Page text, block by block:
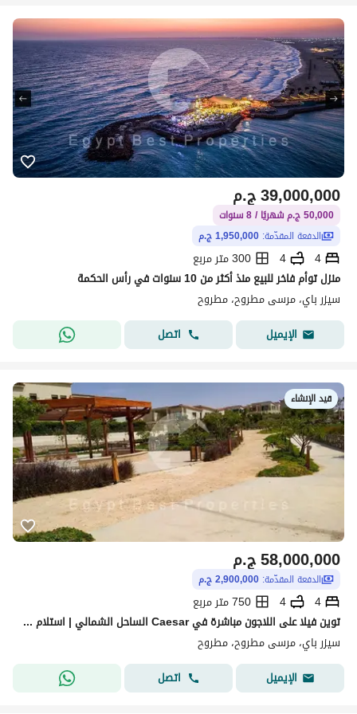
ج.م39,000,000
50,000 ج.م شهريًا / 8 سنوات
الدفعة المقدّمة: 1,950,000 ج.م
4
4
300 متر مربع
منزل توأم فاخر للبيع منذ أكثر من 10 سنوات في رأس الحكمة
سيزر باي، مرسى مطروح، مطروح
الإيميل
اتصل
قيد الإنشاء
ج.م58,000,000
الدفعة المقدّمة: 2,900,000 ج.م
4
4
750 متر مربع
توين فيلا على اللاجون مباشرة في Caesar الساحل الشمالي | استلام خلال سنة | رأس الحكمة قريبه من البحر
سيزر باي، مرسى مطروح، مطروح
الإيميل
اتصل